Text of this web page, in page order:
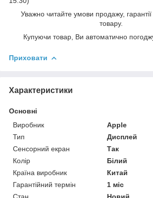
Уважно читайте умови продажу,
товару.
Купуючи товар, Ви автоматично
Приховати
Характеристики
Основні
Виробник
Apple
Тип
Дисплей
Сенсорний екран
Так
Колір
Білий
Країна виробник
Китай
Гарантійний термін
1 міс
Стан
Новий